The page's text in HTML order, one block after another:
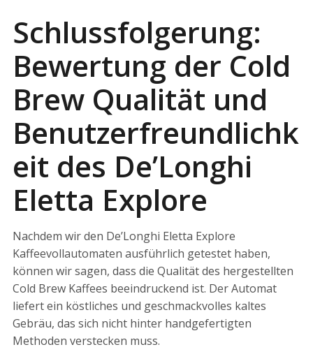
Schlussfolgerung:
Bewertung der Cold
Brew Qualität und
Benutzerfreundlichk
eit des De’Longhi
Eletta Explore
Nachdem wir den De’Longhi Eletta Explore
Kaffeevollautomaten ausführlich getestet haben,
können wir sagen, dass die Qualität des hergestellten
Cold Brew Kaffees beeindruckend ist. Der Automat
liefert ein köstliches und geschmackvolles kaltes
Gebräu, das sich nicht hinter handgefertigten
Methoden verstecken muss.